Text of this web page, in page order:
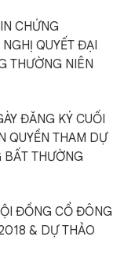
CHỨNG
QUYẾT ĐẠI
THƯỜNG NIÊN
ĐĂNG KÝ CUỐI
QUYỀN THAM DỰ
THƯỜNG
ĐỒNG CỔ ĐÔNG
& DỰ THẢO